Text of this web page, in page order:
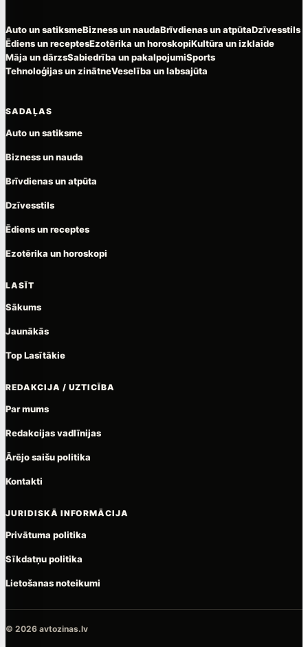
Auto un satiksmeBizness un naudaBrīvdienas un atpūtaDzīvesstils
Ēdiens un receptesEzotērika un horoskopiKultūra un izklaide
Māja un dārzsSabiedrība un pakalpojumiSports
Tehnoloģijas un zinātneVeselība un labsajūta
SADAĻAS
Auto un satiksme
Bizness un nauda
Brīvdienas un atpūta
Dzīvesstils
Ēdiens un receptes
Ezotērika un horoskopi
LASĪT
Sākums
Jaunākās
Top Lasītākie
REDAKCIJA / UZTICĪBA
Par mums
Redakcijas vadlīnijas
Ārējo saišu politika
Kontakti
JURIDISKĀ INFORMĀCIJA
Privātuma politika
Sīkdatņu politika
Lietošanas noteikumi
© 2026 avtozinas.lv